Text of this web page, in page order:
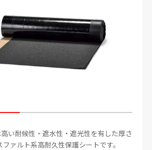
い耐候性・遮水性・遮光性を有した厚さ
ァルト系高耐久性保護シートです。